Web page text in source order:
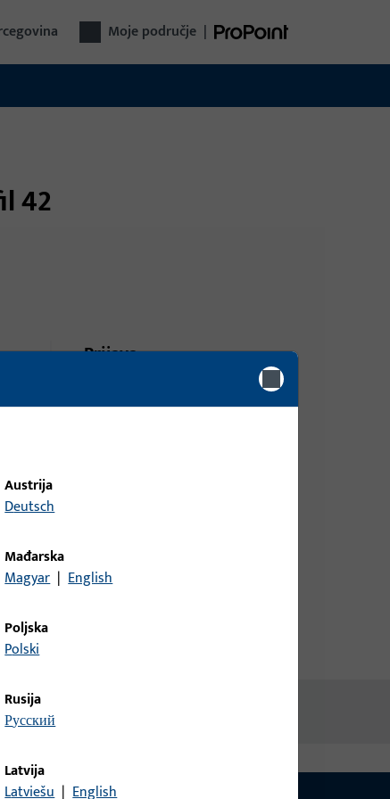
Moje područje |
42
Prijava
Prijavite se podacima kupca da
Austrija
Deutsch
Mađarska
Magyar | English
Poljska
Polski
Rusija
русский
Latvija
Latviešu | English